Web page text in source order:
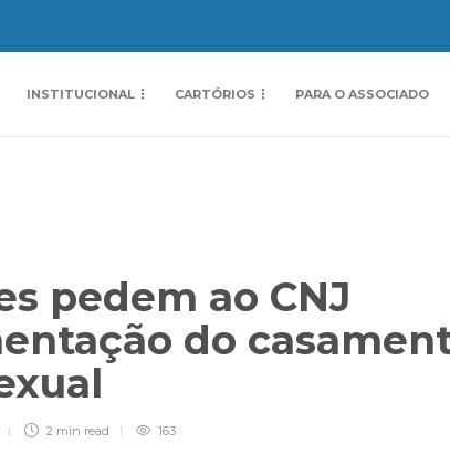
INSTITUCIONAL CARTÓRIOS PARA O ASSOCIADO
pedem ao CNJ
do
2 min read 163